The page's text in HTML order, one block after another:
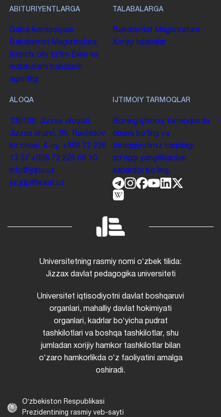
ABITURIYENTLARGA
Qabul komissiyasi
Bakalavriat Magistratura
Ikkinchi oliy taʼlim Bilim va
malakalarni baholash
agentligi
TALABALARGA
Bakalavriat Magistratura
Xorijiy talabalar
ALOQA
130100. Jizzax viloyati,
Jizzax shahri, Sh. Rashidov
koʻchasi, 4-uy. +998 72 226
13 57 +998 72 226 68 10
info@jdpu.uz
jiz.jdpi@exat.uz
IJTIMOIY TARMOQLAR
Bizning ijtimoiy tarmoqlarda
obuna boʻling va
taraqqiyotimiz haqidagi
soʻnggi yangiliklardan
xabardor boʻling.
Universitetning rasmiy nomi oʻzbek tilida:
Jizzax davlat pedagogika universiteti
Universitet iqtisodiyotni davlat boshqaruvi
organlari, mahalliy davlat hokimiyati
organlari, kadrlar boʻyicha pudrat
tashkilotlari va boshqa tashkilotlar, shu
jumladan xorijiy hamkor tashkilotlar bilan
oʻzaro hamkorlikda oʻz faoliyatini amalga
oshiradi.
Oʻzbekiston Respublikasi
Prezidentining rasmiy veb-sayti